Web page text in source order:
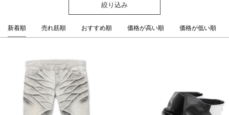
絞り込み
新着順 売れ筋順 おすすめ順 価格が高い順 価格が低い順